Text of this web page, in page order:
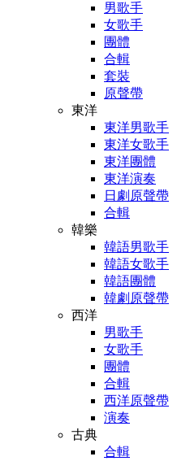
男歌手
女歌手
團體
合輯
套裝
原聲帶
東洋
東洋男歌手
東洋女歌手
東洋團體
東洋演奏
日劇原聲帶
合輯
韓樂
韓語男歌手
韓語女歌手
韓語團體
韓劇原聲帶
西洋
男歌手
女歌手
團體
合輯
西洋原聲帶
演奏
古典
合輯